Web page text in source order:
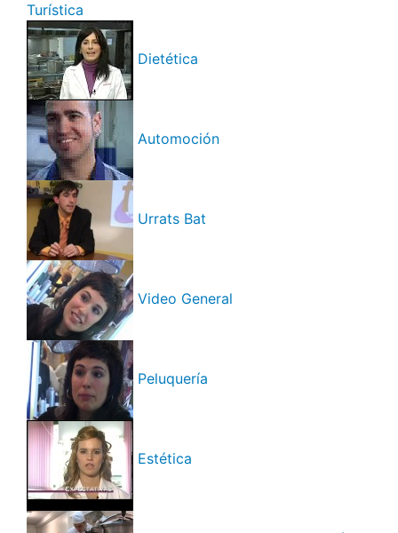
Turística
Dietética
Automoción
Urrats Bat
Video General
Peluquería
Estética